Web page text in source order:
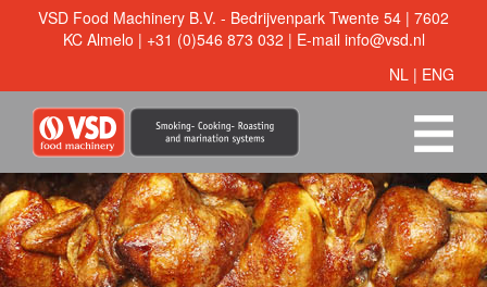
VSD Food Machinery B.V. - Bedrijvenpark Twente 54 | 7602
KC Almelo | +31 (0)546 873 032 | E-mail info@vsd.nl
NL | ENG